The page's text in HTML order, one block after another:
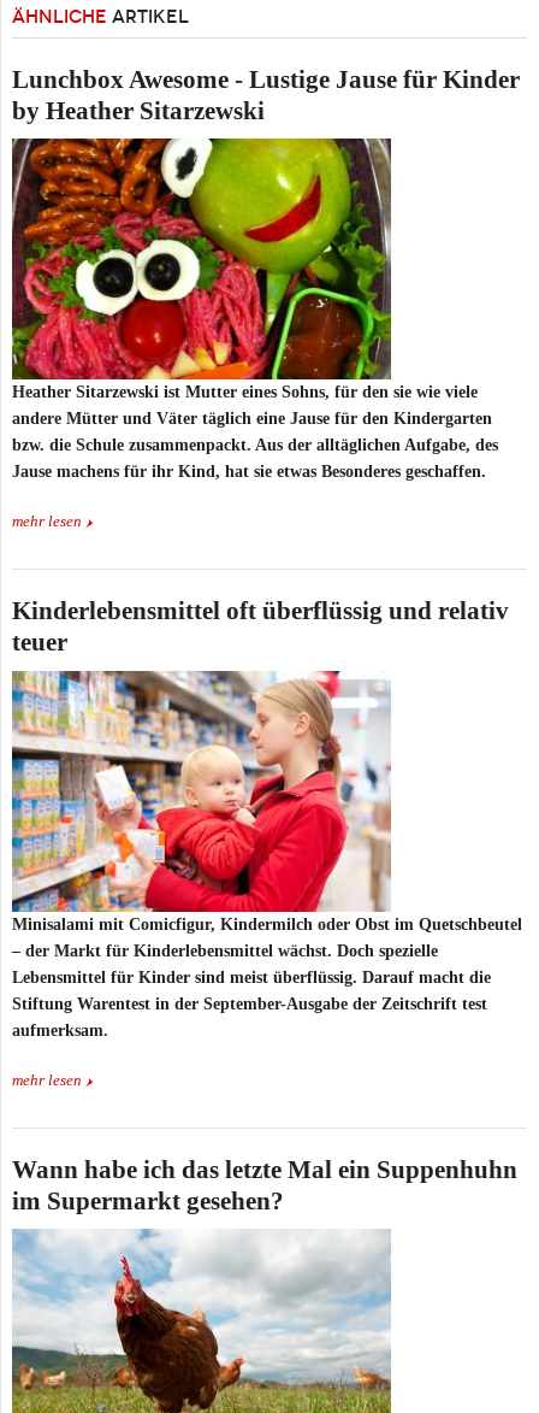
ÄHNLICHE ARTIKEL
Lunchbox Awesome - Lustige Jause für Kinder
by Heather Sitarzewski
Heather Sitarzewski ist Mutter eines Sohns, für den sie wie viele
andere Mütter und Väter täglich eine Jause für den Kindergarten
bzw. die Schule zusammenpackt. Aus der alltäglichen Aufgabe, des
Jause machens für ihr Kind, hat sie etwas Besonderes geschaffen.
mehr lesen
Kinderlebensmittel oft überflüssig und relativ
teuer
Minisalami mit Comicfigur, Kindermilch oder Obst im Quetschbeutel
– der Markt für Kinderlebensmittel wächst. Doch spezielle
Lebensmittel für Kinder sind meist überflüssig. Darauf macht die
Stiftung Warentest in der September-Ausgabe der Zeitschrift test
aufmerksam.
mehr lesen
Wann habe ich das letzte Mal ein Suppenhuhn
im Supermarkt gesehen?